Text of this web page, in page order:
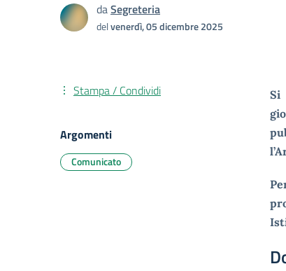
daSegreteria
delvenerdì, 05 dicembre 2025
Si
Stampa / Condividi
Argomenti
Comunicato